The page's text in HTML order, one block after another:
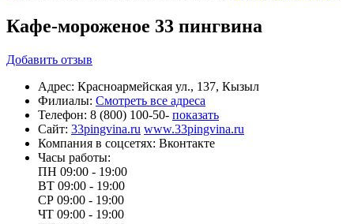
Кафе-мороженое 33 пингвина
Добавить отзыв
Адрес: Красноармейская ул., 137, Кызыл
Филиалы: Смотреть все адреса
Телефон: 8 (800) 100-50- показать
Сайт: 33pingvina.ru www.33pingvina.ru
Компания в соцсетях: Вконтакте
Часы работы:
ПН 09:00 - 19:00
ВТ 09:00 - 19:00
СР 09:00 - 19:00
ЧТ 09:00 - 19:00